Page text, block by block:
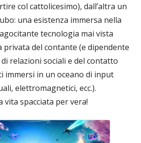
col cattolicesimo), dall’altra un
una esistenza immersa nella
tecnologia mai vista
privata del contante (e dipendente
relazioni sociali e del contatto
immersi in un oceano di input
elettromagnetici, ecc.).
vita spacciata per vera!